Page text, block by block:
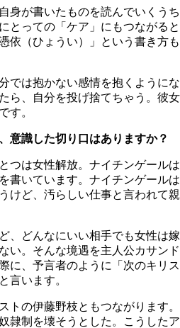
身が書いたものを読んでいくうち
とっての「ケア」にもつながると
依（ひょうい）」という書き方も
では抱かない感情を抱くようにな
ら、自分を投げ捨てちゃう。彼女
す。
識した切り口はありますか？
つは女性解放。ナイチンゲールは
書いています。ナイチンゲールは
けど、汚らしい仕事と言われて親
、どんなにいい相手でも女性は嫁
い。そんな境遇を主人公カサンド
に、予言者のように「次のキリス
言います。
トの伊藤野枝ともつながります。
隷制を壊そうとした。こうしたア